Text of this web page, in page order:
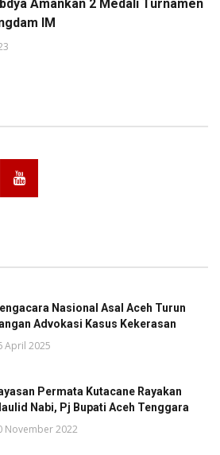
Amankan 2 Medali Turnamen
IM
Nasional Asal Aceh Turun
Advokasi Kasus Kekerasan
April 2025
Permata Kutacane Rayakan
Nabi, Pj Bupati Aceh Tenggara
November 2022